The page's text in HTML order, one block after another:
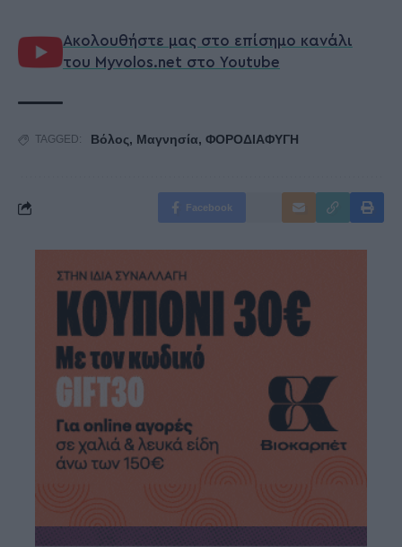
Ακολουθήστε μας στο επίσημο κανάλι
του Myvolos.net στο Youtube
TAGGED: Βόλος, Μαγνησία, ΦΟΡΟΔΙΑΦΥΓΗ
Facebook